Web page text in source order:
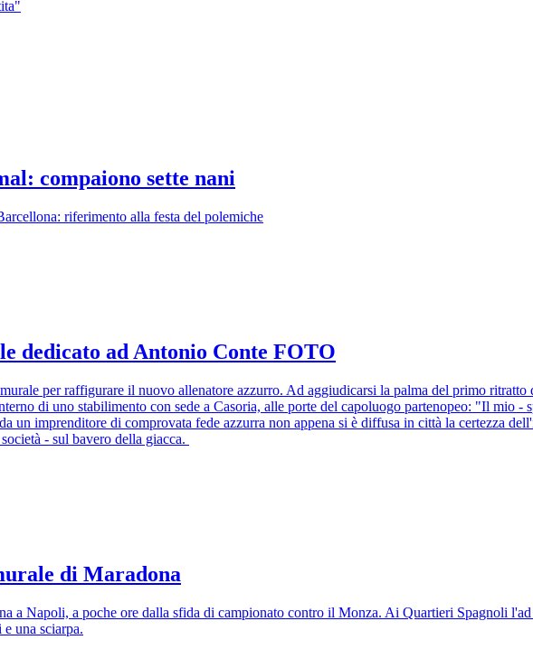
compaiono sette nani
riferimento alla festa del polemiche
dedicato ad Antonio Conte FOTO
per raffigurare il nuovo allenatore azzurro. Ad aggiudicarsi la palma del primo
di uno stabilimento con sede a Casoria, alle porte del capoluogo partenopeo: "Il mio
un imprenditore di comprovata fede azzurra non appena si è diffusa in città la certezza
- sul bavero della giacca.
di Maradona
a Napoli, a poche ore dalla sfida di campionato contro il Monza. Ai Quartieri Spagnoli
una sciarpa.